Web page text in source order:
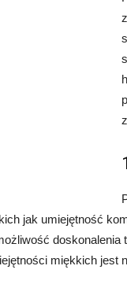
jak umiejętność
miękkich jest